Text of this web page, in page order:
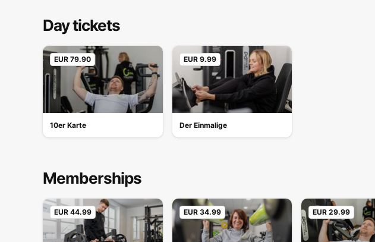
Day tickets
EUR 79.90
10er Karte
EUR 9.99
Der Einmalige
Memberships
EUR 44.99 EUR 34.99 EUR 29.99